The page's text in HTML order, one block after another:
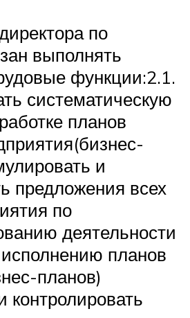
по
выполнять
функции:2.1.
систематическую
планов
и
предложения всех
по
деятельности
планов
планов)
контролировать